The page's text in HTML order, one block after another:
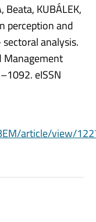
Beata, KUBÁLEK,
perception and
analysis.
Management
eISSN
article/view/